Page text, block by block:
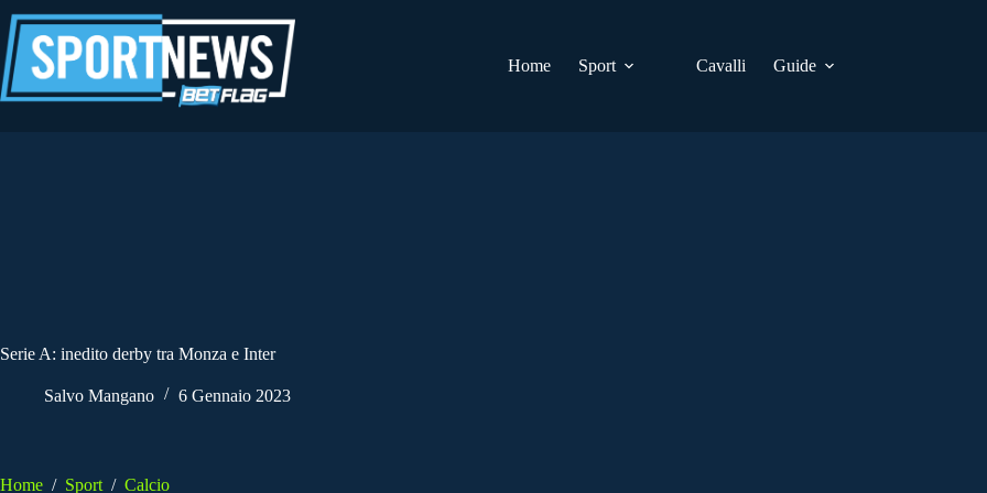
al
contenuto
Home
Sport Cavalli Guide
Serie A: inedito derby tra Monza e Inter
Salvo Mangano 6 Gennaio 2023
Home / Sport / Calcio